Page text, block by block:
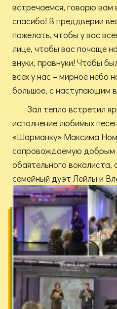
встречаемся, говорю
спасибо! В преддверии
пожелать, чтобы у вас
лице, чтобы вас почаще
внуки, правнуки! Чтобы
всех у нас – мирное небо
большое, с наступающим
Зал тепло встретил
исполнение любимых
«Шарманку» Максима
сопровождаемую
обаятельного
семейный дуэт Лейлы и